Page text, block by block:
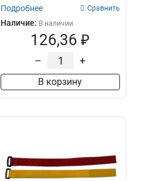
Подробнее Сравнить
Наличие: В наличии
126,36 ₽
– +
В корзину